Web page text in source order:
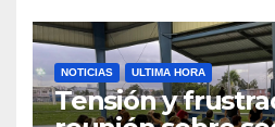
NOTICIAS ULTIMA HORA
Tensión y